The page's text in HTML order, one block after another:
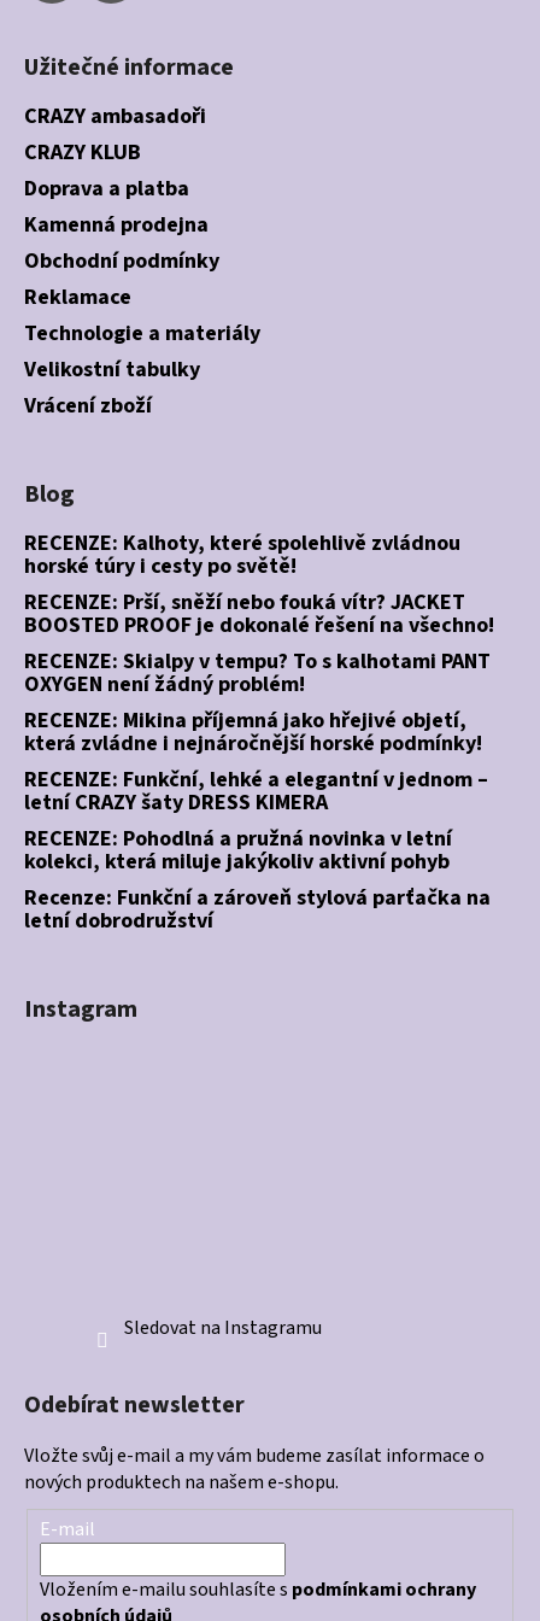
Užitečné informace
CRAZY ambasadoři
CRAZY KLUB
Doprava a platba
Kamenná prodejna
Obchodní podmínky
Reklamace
Technologie a materiály
Velikostní tabulky
Vrácení zboží
Blog
RECENZE: Kalhoty, které spolehlivě zvládnou
horské túry i cesty po světě!
RECENZE: Prší, sněží nebo fouká vítr? JACKET
BOOSTED PROOF je dokonalé řešení na všechno!
RECENZE: Skialpy v tempu? To s kalhotami PANT
OXYGEN není žádný problém!
RECENZE: Mikina příjemná jako hřejivé objetí,
která zvládne i nejnáročnější horské podmínky!
RECENZE: Funkční, lehké a elegantní v jednom –
letní CRAZY šaty DRESS KIMERA
RECENZE: Pohodlná a pružná novinka v letní
kolekci, která miluje jakýkoliv aktivní pohyb
Recenze: Funkční a zároveň stylová parťačka na
letní dobrodružství
Instagram
Sledovat na Instagramu
Odebírat newsletter
Vložte svůj e-mail a my vám budeme zasílat informace o
nových produktech na našem e-shopu.
E-mail
Vložením e-mailu souhlasíte s podmínkami ochrany